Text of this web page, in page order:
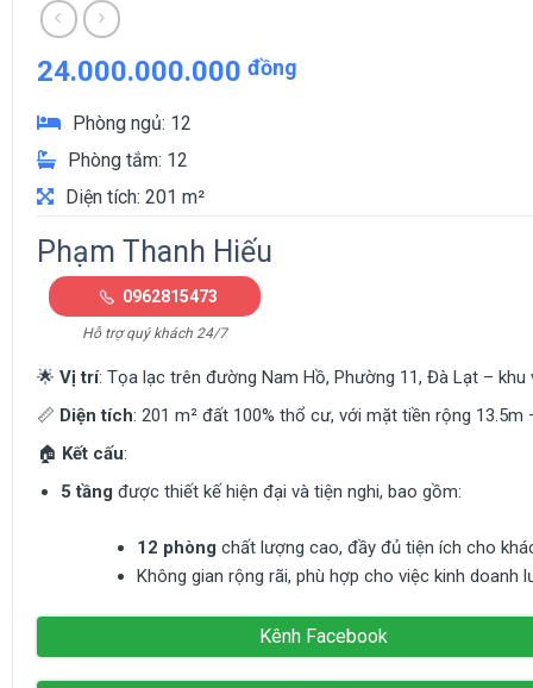
24.000.000.000 đồng
Phòng ngủ: 12
Phòng tắm: 12
Diện tích: 201 m²
Phạm Thanh Hiếu
0962815473
Hỗ trợ quý khách 24/7
🌟Vị trí: Tọa lạc trên đường Nam Hồ, Phường 11, Đà Lạt –
📏 Diện tích: 201 m² đất 100% thổ cư, với mặt tiền rộng
🏠 Kết cấu:
5 tầng được thiết kế hiện đại và tiện nghi, bao gồm:
12 phòng chất lượng cao, đầy đủ tiện ích cho
Không gian rộng rãi, phù hợp cho việc kinh doanh
Kênh Facebook